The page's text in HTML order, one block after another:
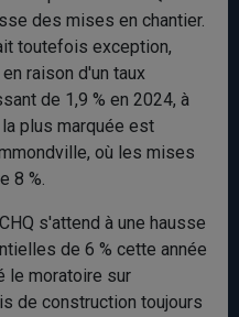
des mises en chantier.
toutefois exception,
raison d'un taux
de 1,9 % en 2024, à
plus marquée est
où les mises
8 %.
s'attend à une hausse
de 6 % cette année
le moratoire sur
de construction toujours